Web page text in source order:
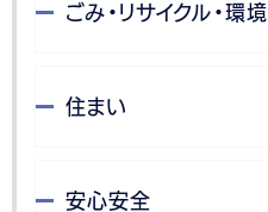
ごみ・リサイクル・環境
住まい
安心安全